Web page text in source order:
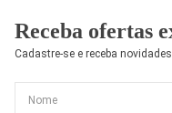
Receba ofertas
Cadastre-se e receba